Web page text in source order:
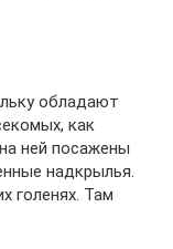
обладают
как
ней посажены
надкрылья.
голенях. Там